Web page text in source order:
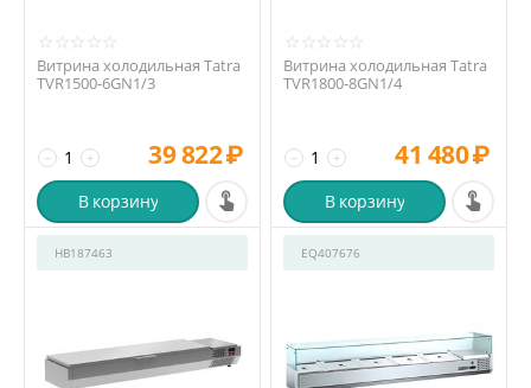
Витрина холодильная Tatra
TVR1500-6GN1/3
+
− 39 822₽
В корзину
Витрина холодильная Tatra
TVR1800-8GN1/4
+
− 41 480₽
В корзину
HB187463 EQ407676